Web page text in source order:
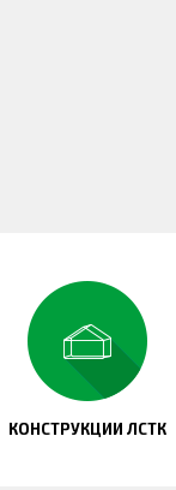
КОНСТРУКЦИИ ЛСТК